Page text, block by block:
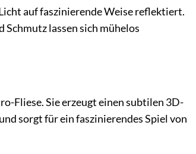
auf faszinierende Weise reflektiert.
lassen sich mühelos
Fliese. Sie erzeugt einen subtilen 3D-
sorgt für ein faszinierendes Spiel von